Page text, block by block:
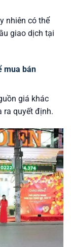
nhiên có thể
giao dịch tại
mua bán
giá khác
ra quyết định.